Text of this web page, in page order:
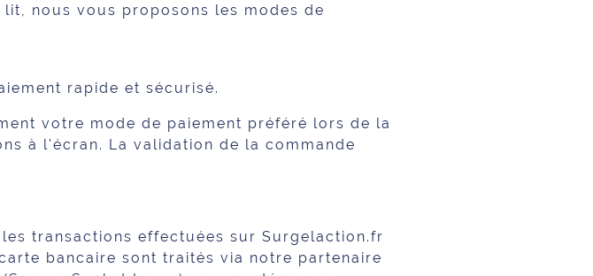
nous vous proposons les modes de
rapide et sécurisé.
votre mode de paiement préféré lors de la
à l'écran. La validation de la commande
transactions effectuées sur Surgelaction.fr
bancaire sont traités via notre partenaire